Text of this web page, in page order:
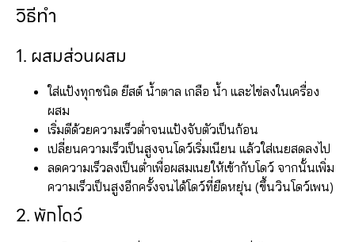
วิธีทำ
1. ผสมส่วนผสม
ใส่แป้งทุกชนิด ยีสต์ น้ำตาล เกลือ น้ำ และไข่ลงในเครื่อง
ผสม
เริ่มตีด้วยความเร็วต่ำจนแป้งจับตัวเป็นก้อน
เปลี่ยนความเร็วเป็นสูงจนโดว์เริ่มเนียน แล้วใส่เนยสดลงไป
ลดความเร็วลงเป็นต่ำเพื่อผสมเนยให้เข้ากับโดว์ จากนั้นเพิ่ม
ความเร็วเป็นสูงอีกครั้งจนได้โดว์ที่ยืดหยุ่น (ขึ้นวินโดว์เพน)
2. พักโดว์